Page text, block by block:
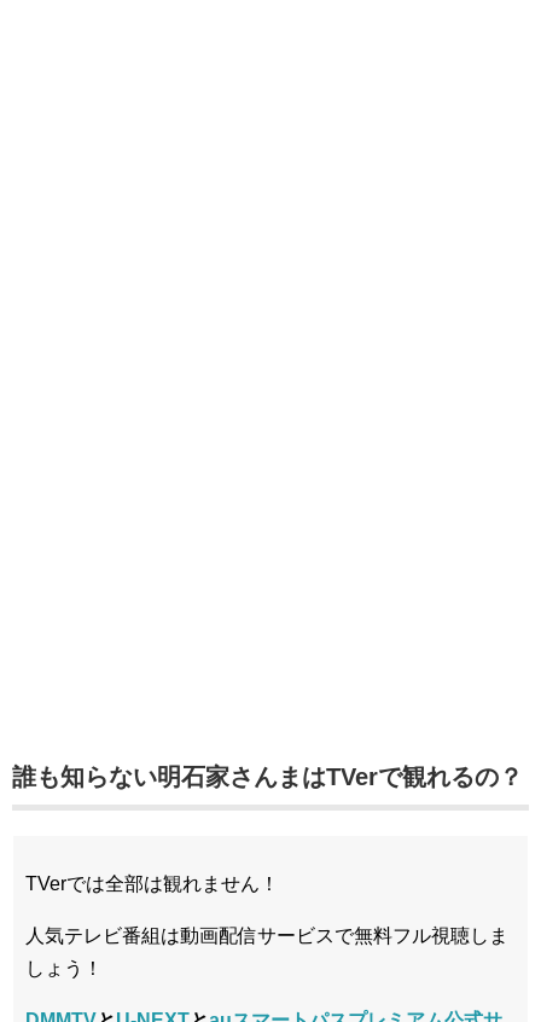
誰も知らない明石家さんまはTVerで観れるの？
TVerでは全部は観れません！
人気テレビ番組は動画配信サービスで無料フル視聴しま
しょう！